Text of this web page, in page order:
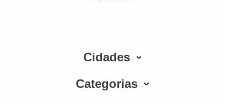
Cidades
Categorias